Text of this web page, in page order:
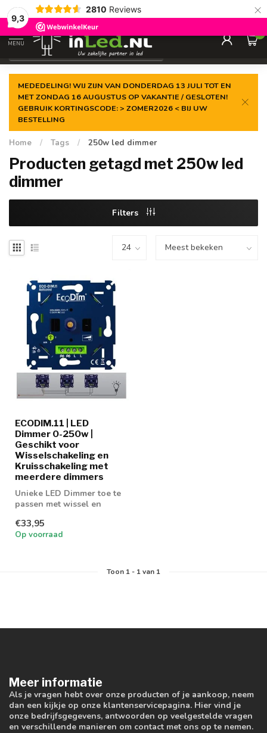
9,3
2810 Reviews ×
Gegarandeerde delaagste prijs
MENU
0
MEDEDELING! WIJ ZIJN VAN DONDERDAG 13 JULI TOT EN
MET ZONDAG 16 AUGUSTUS OP VAKANTIE / GESLOTEN!
GEBRUIK KORTINGSCODE: > ZOMER2026 < BIJ UW
BESTELLING
Home / Tags / 250w led dimmer
Producten getagd met 250w led
dimmer
Filters
ECODIM.11 | LED
Dimmer 0-250w |
Geschikt voor
Wisselschakeling en
Kruisschakeling met
meerdere dimmers
Unieke LED Dimmer toe te
passen met wissel en
€33,95
Op voorraad
Toon 1- 1van 1
Meer informatie
Als je vragen hebt over onze producten of je aankoop, neem
dan een kijkje op onze klantenservicepagina. Hier vind je
onze bedrijfsgegevens, antwoorden op veelgestelde vragen
en verschillende manieren om contact met ons op te nemen.